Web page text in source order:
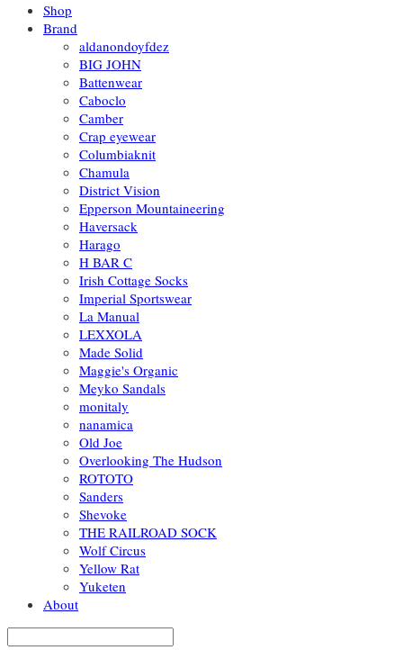
Shop
Brand
aldanondoyfdez
BIG JOHN
Battenwear
Caboclo
Camber
Crap eyewear
Columbiaknit
Chamula
District Vision
Epperson Mountaineering
Haversack
Harago
H BAR C
Irish Cottage Socks
Imperial Sportswear
La Manual
LEXXOLA
Made Solid
Maggie's Organic
Meyko Sandals
monitaly
nanamica
Old Joe
Overlooking The Hudson
ROTOTO
Sanders
Shevoke
THE RAILROAD SOCK
Wolf Circus
Yellow Rat
Yuketen
About